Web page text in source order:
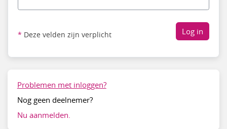
Deze velden zijn verplicht
Problemen met inloggen?
Nog geen deelnemer?
Nu aanmelden.